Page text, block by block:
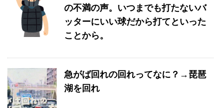
の不満の声。いつまでも打たないバ
ッターにいい球だから打てといった
ことから。
急がば回れの回れってなに？→琵琶
湖を回れ